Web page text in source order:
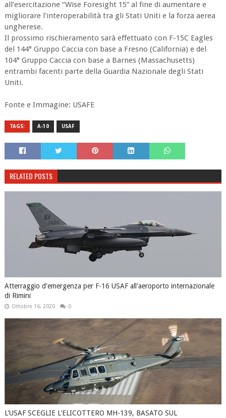
all’esercitazione “Wise Foresight 15” al fine di aumentare e
migliorare l'interoperabilità tra gli Stati Uniti e la forza aerea
ungherese.
Il prossimo rischieramento sarà effettuato con F-15C Eagles
del 144° Gruppo Caccia con base a Fresno (California) e del
104° Gruppo Caccia con base a Barnes (Massachusetts)
entrambi facenti parte della Guardia Nazionale degli Stati
Uniti.
Fonte e Immagine: USAFE
TAGS: A-10 USAF
RELATED POSTS
Atterraggio d'emergenza per F-16 USAF all'aeroporto internazionale
di Rimini
Ottobre 16, 2020 0
L'USAF SCEGLIE L'ELICOTTERO MH-139, BASATO SUL